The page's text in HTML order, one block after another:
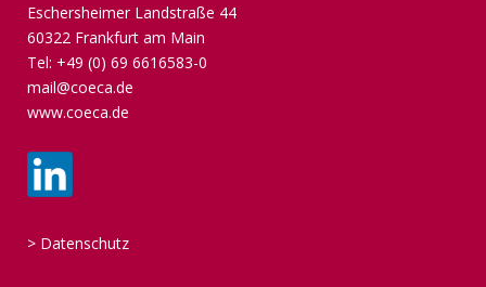
Eschersheimer Landstraße 44
60322 Frankfurt am Main
Tel: +49 (0) 69 6616583-0
mail@coeca.de
www.coeca.de
> Datenschutz